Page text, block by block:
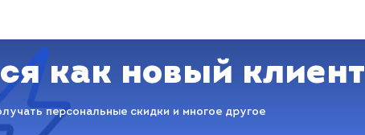
как новый клиент
персональные скидки и многое другое